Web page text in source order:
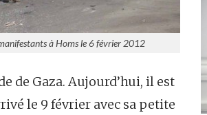
à Homs le 6 février 2012
de Gaza. Aujourd’hui, il est
le 9 février avec sa petite